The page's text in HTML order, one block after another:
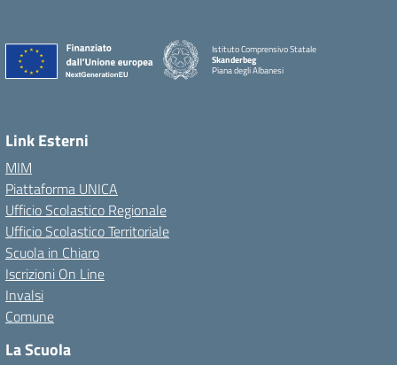
Istituto Comprensivo Statale
Skanderbeg
Piana degli Albanesi
Link Esterni
MIM
Piattaforma UNICA
Ufficio Scolastico Regionale
Ufficio Scolastico Territoriale
Scuola in Chiaro
Iscrizioni On Line
Invalsi
Comune
La Scuola